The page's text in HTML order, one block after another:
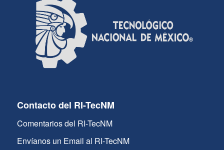
Contacto del RI-TecNM
Comentarios del RI-TecNM
Envíanos un Email al RI-TecNM